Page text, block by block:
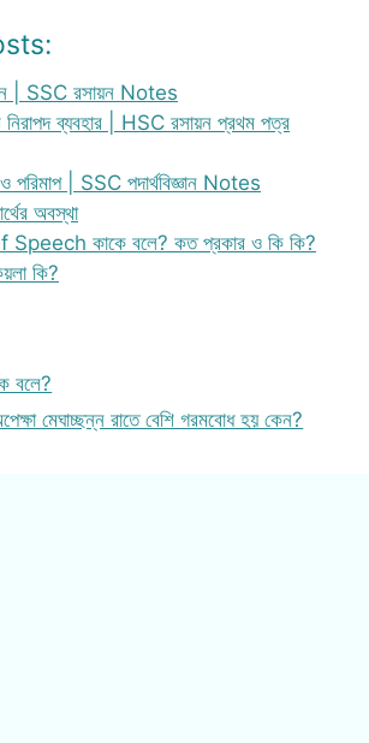
| SSC রসায়ন Notes
নিরাপদ ব্যবহার | HSC রসায়ন প্রথম পত্র
পরিমাপ | SSC পদার্থবিজ্ঞান Notes
অবস্থা
কাকে বলে? কত প্রকার ও কি কি?
কি?
বলে?
মেঘাচ্ছন্ন রাতে বেশি গরমবোধ হয় কেন?